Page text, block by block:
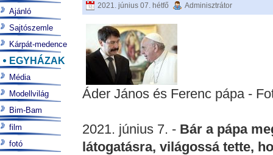
2021. június 07. hétfő Adminisztrátor
Áder János és Ferenc pápa -
2021. június 7. - Bár a pápa
látogatásra, világossá tette,
Ajánló
Sajtószemle
Kárpát-medence
EGYHÁZAK
Média
Modellvilág
Bim-Bam
film
fotó